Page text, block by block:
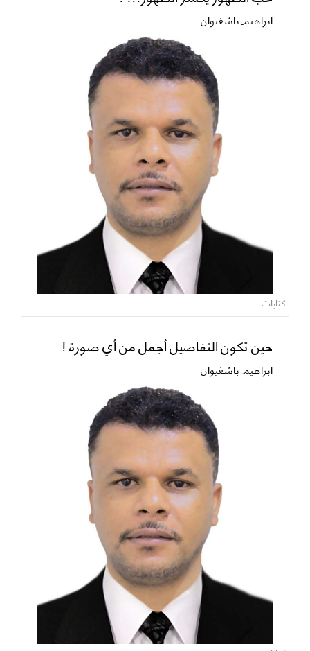
ابراهيم باشغيوان
كتابات
حين تكون التفاصيل أجمل من أي صورة !
ابراهيم باشغيوان